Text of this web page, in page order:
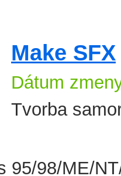
Make SFX
Dátum
Tvorba
95/98/ME/